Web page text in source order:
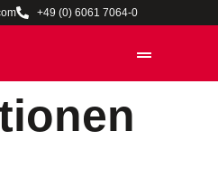
+49 (0) 6061 7064-0